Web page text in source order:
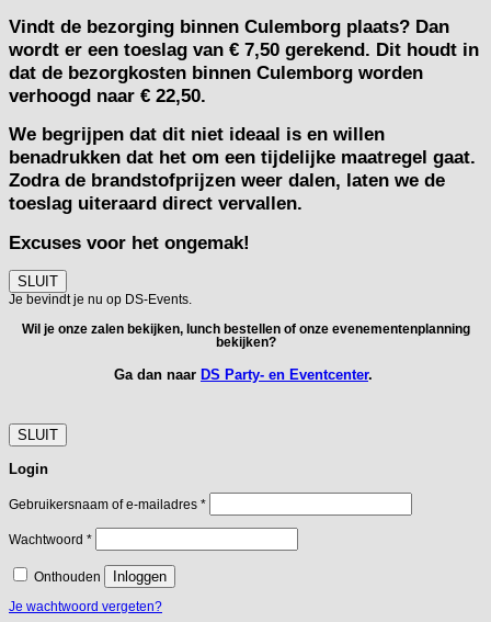
Vindt de bezorging binnen Culemborg plaats? Dan
wordt er een toeslag van € 7,50 gerekend. Dit houdt in
dat de bezorgkosten binnen Culemborg worden
verhoogd naar € 22,50.
We begrijpen dat dit niet ideaal is en willen
benadrukken dat het om een tijdelijke maatregel gaat.
Zodra de brandstofprijzen weer dalen, laten we de
toeslag uiteraard direct vervallen.
Excuses voor het ongemak!
SLUIT
Je bevindt je nu op DS-Events.
Wil je onze zalen bekijken, lunch bestellen of onze evenementenplanning
bekijken?
Ga dan naar DS Party- en Eventcenter.
SLUIT
Login
Gebruikersnaam of e-mailadres *Vereist
Wachtwoord *Vereist
Onthouden Inloggen
Je wachtwoord vergeten?